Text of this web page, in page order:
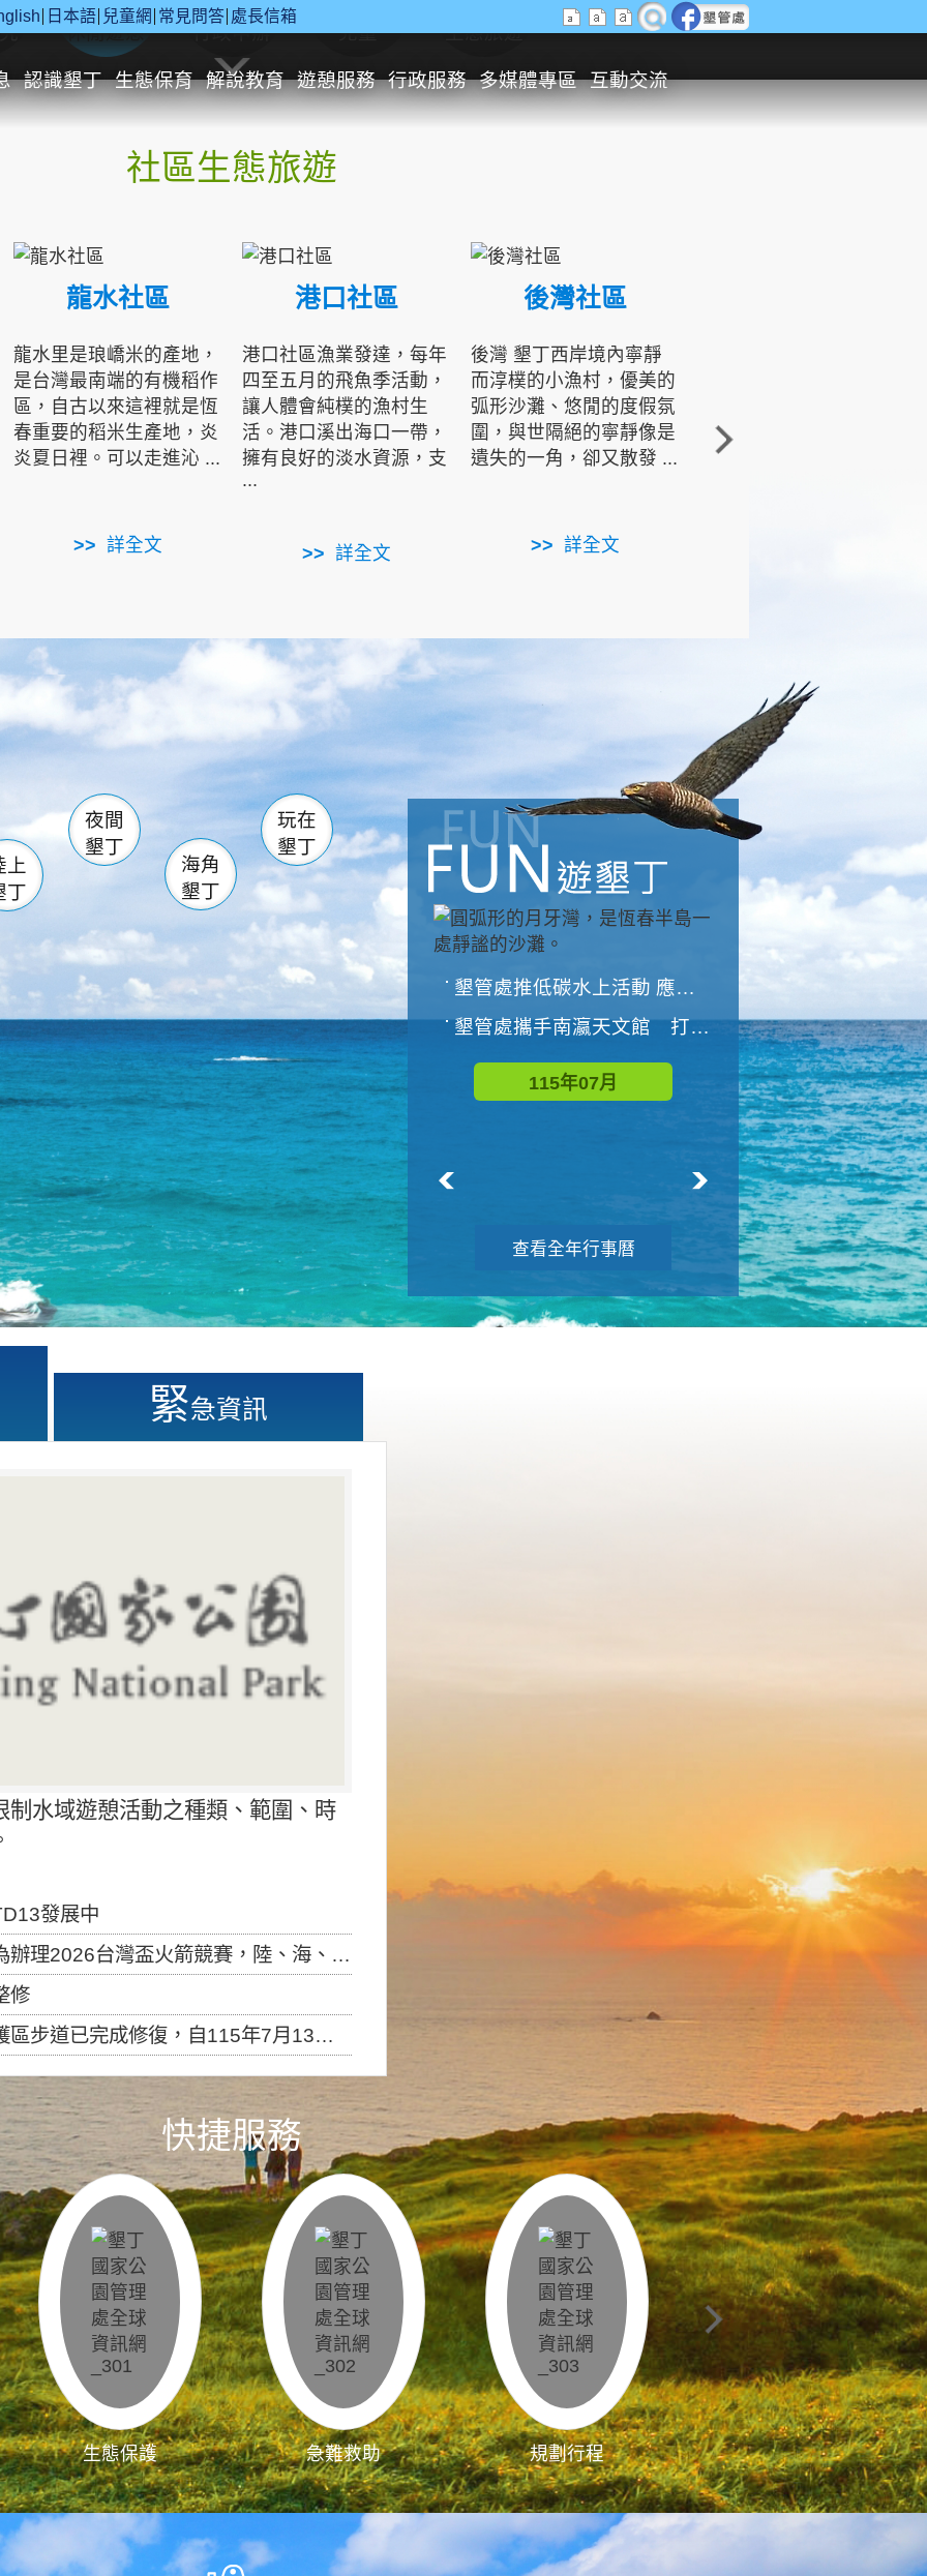
日本語 兒童網 常見問答 處長信箱
認識墾丁 生態保育 解說教育 遊憩服務 行政服務 多媒體專區 互動交流
休閒遊憩 行政申辦 兒童 生態旅遊
社區生態旅遊
龍水社區
龍水里是琅嶠米的產地，
是台灣最南端的有機稻作
區，自古以來這裡就是恆
春重要的稻米生產地，炎
炎夏日裡。可以走進沁 ...
詳全文
港口社區
港口社區漁業發達，每年
四至五月的飛魚季活動，
讓人體會純樸的漁村生
活。港口溪出海口一帶，
擁有良好的淡水資源，支
...
詳全文
後灣社區
後灣 墾丁西岸境內寧靜
而淳樸的小漁村，優美的
弧形沙灘、悠閒的度假氛
圍，與世隔絕的寧靜像是
遺失的一角，卻又散發 ...
詳全文
角的端點，冬季海浪拍打
著礁岸，旺盛的侵蝕作
南仁湖
滿州 佳樂水
森林遊樂區
墾管處遊客中心
社頂公園 風吹沙
船帆石 龍磐公園
香蕉灣 龍坑
鵝鑾鼻
上
丁
夜間
墾丁
海角
墾丁
玩在
墾丁
墾管處推低碳水上活動 應屆畢業生限額免費參加
墾管處攜手南瀛天文館 打造沉浸式天文探索營隊
115年07月
與國家公園有約-優游潮間
115年08月
查看全年行事曆
緊急資訊
水域遊憩活動之種類、範圍、時
發展中
盃火箭競賽，陸、海、空域警戒及協調相關事宜，因颱風備案事宜
修
，自115年7月13日（星期一）起恢復開放入園，歡迎民眾依規定申請入園....
快捷服務
生態保護 急難救助 規劃行程 影像直播